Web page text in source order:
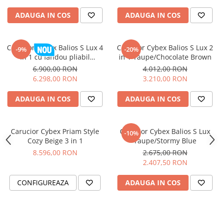
ADAUGA IN COS ADAUGA IN COS
-9%
Carucior Cybex Balios S Lux 4
in 1 cu landou pliabil
Chocolate Brown 2026
6.900,00 RON
6.298,00 RON
ADAUGA IN COS
-20%
Carucior Cybex Balios S Lux 2
in 1 Taupe/Chocolate Brown
4.012,00 RON
3.210,00 RON
ADAUGA IN COS
Carucior Cybex Priam Style
Cozy Beige 3 in 1
8.596,00 RON
CONFIGUREAZA
-10%
Carucior Cybex Balios S Lux
Taupe/Stormy Blue
2.675,00 RON
2.407,50 RON
ADAUGA IN COS